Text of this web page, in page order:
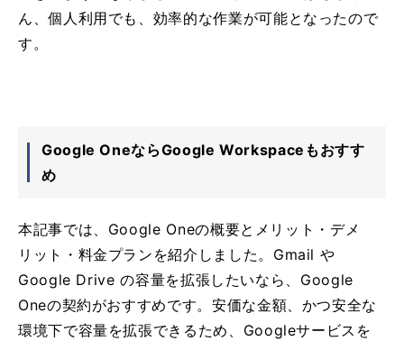
ん、個人利用でも、効率的な作業が可能となったので
す。
Google OneならGoogle Workspaceもおすす
め
本記事では、Google Oneの概要とメリット・デメ
リット・料金プランを紹介しました。Gmail や
Google Drive の容量を拡張したいなら、Google
Oneの契約がおすすめです。安価な金額、かつ安全な
環境下で容量を拡張できるため、Googleサービスを